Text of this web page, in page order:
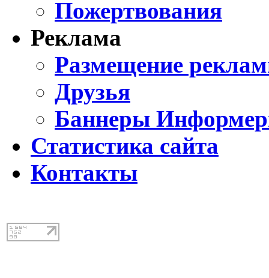
Пожертвования
Реклама
Размещение
Друзья
Баннеры
Статистика сайта
Контакты